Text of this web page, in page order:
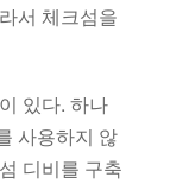
서 체크섬을
있다. 하나
사용하지 않
디비를 구축